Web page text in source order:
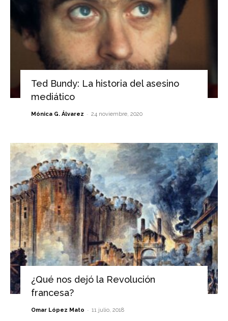
Ted Bundy: La historia del asesino
mediático
Mónica G. Álvarez - 24 noviembre, 2020
¿Qué nos dejó la Revolución
francesa?
Omar López Mato - 11 julio, 2018